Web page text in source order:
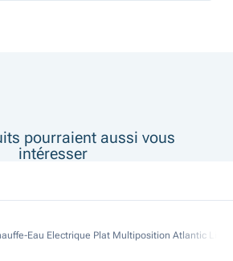
pourraient aussi vous
intéresser
Eau Electrique Plat Multiposition Atlantic